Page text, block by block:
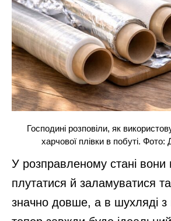
Господині розповіли, як
харчової плівки в побуті. Фото:
У розправленому стані вони
плутатися й заламуватися
значно довше, а в шухляді